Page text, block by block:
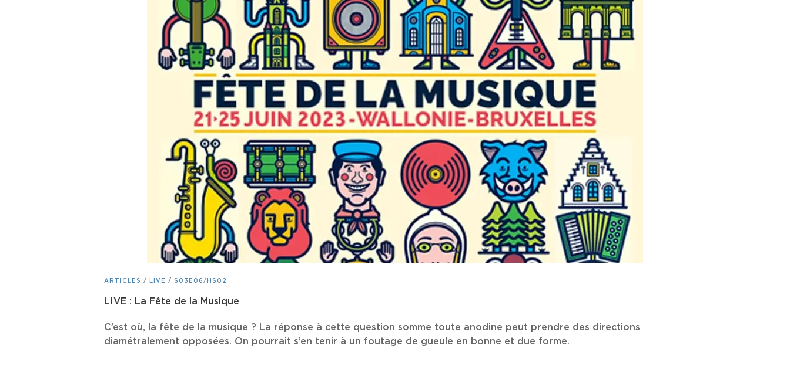
CAT
ARTICLES / LIVE / S03E06/HS02
LIVE : La Fête de la Musique
C’est où, la fête de la musique ? La réponse à cette question somme toute anodine peut prendre des directions
diamétralement opposées. On pourrait s’en tenir à un foutage de gueule en bonne et due forme.